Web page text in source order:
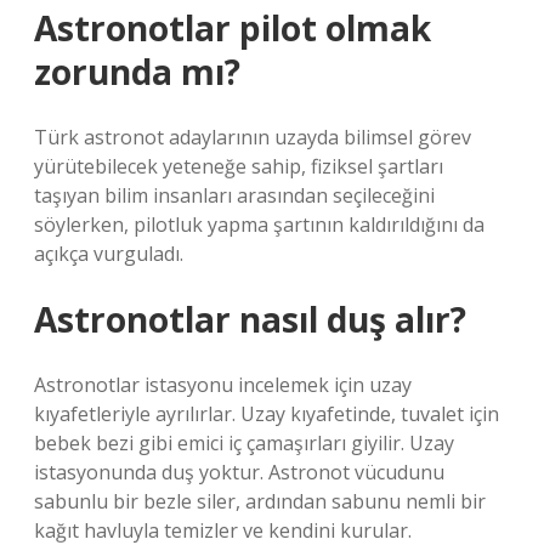
Astronotlar pilot olmak
zorunda mı?
Türk astronot adaylarının uzayda bilimsel görev
yürütebilecek yeteneğe sahip, fiziksel şartları
taşıyan bilim insanları arasından seçileceğini
söylerken, pilotluk yapma şartının kaldırıldığını da
açıkça vurguladı.
Astronotlar nasıl duş alır?
Astronotlar istasyonu incelemek için uzay
kıyafetleriyle ayrılırlar. Uzay kıyafetinde, tuvalet için
bebek bezi gibi emici iç çamaşırları giyilir. Uzay
istasyonunda duş yoktur. Astronot vücudunu
sabunlu bir bezle siler, ardından sabunu nemli bir
kağıt havluyla temizler ve kendini kurular.